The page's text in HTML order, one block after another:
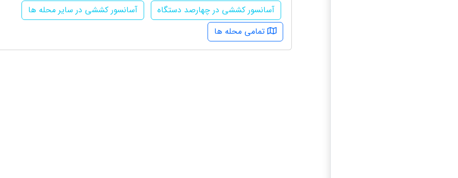
آسانسور کششی در چهارصد دستگاه
آسانسور کششی در سایر محله ها
تمامی محله ها